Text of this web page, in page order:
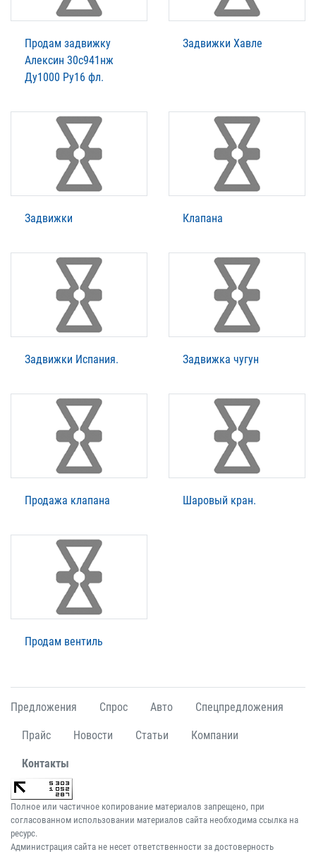
Продам задвижку
Алексин 30с941нж
Ду1000 Ру16 фл.
Задвижки Xавле
Задвижки Клапана
Задвижки Испания. Задвижка чугун
Продажа клапана Шаровый кран.
Продам вентиль
Предложения Спрос Авто Спецпредложения
Прайс Новости Статьи Компании
Контакты
Полное или частичное копирование материалов запрещено, при
согласованном использовании материалов сайта необходима ссылка на
ресурс.
Администрация сайта не несет ответственности за достоверность